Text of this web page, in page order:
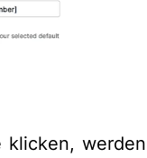
klicken, werden